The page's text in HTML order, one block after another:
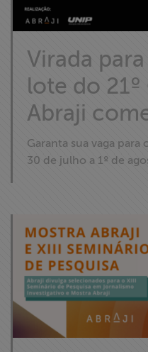
Virada
lote do
Abraji
Garanta sua vaga
30 de julho a 1º de